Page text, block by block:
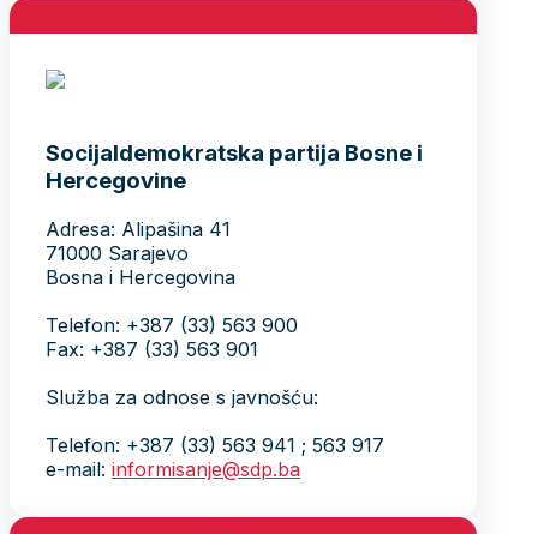
Socijaldemokratska partija Bosne i
Hercegovine
Adresa: Alipašina 41
71000 Sarajevo
Bosna i Hercegovina
Telefon: +387 (33) 563 900
Fax: +387 (33) 563 901
Služba za odnose s javnošću:
Telefon: +387 (33) 563 941 ; 563 917
e-mail: informisanje@sdp.ba